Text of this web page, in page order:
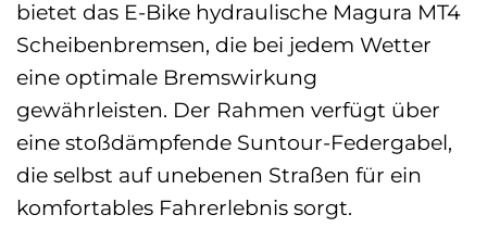
bietet das E-Bike hydraulische Magura MT4
Scheibenbremsen, die bei jedem Wetter
eine optimale Bremswirkung
gewährleisten. Der Rahmen verfügt über
eine stoßdämpfende Suntour-Federgabel,
die selbst auf unebenen Straßen für ein
komfortables Fahrerlebnis sorgt.